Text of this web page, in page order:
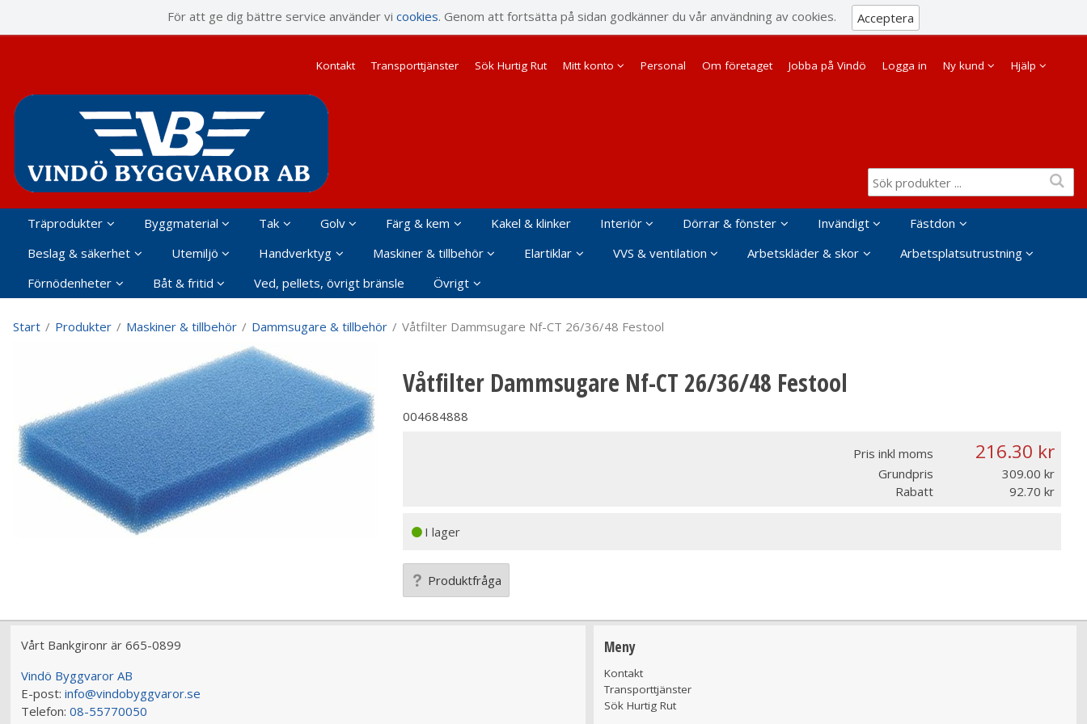
För att ge dig bättre service använder vi cookies. Genom att fortsätta på sidan godkänner du vår användning av cookies. Acceptera
Kontakt Transporttjänster Sök Hurtig Rut Mitt konto Personal Om företaget Jobba på Vindö Logga in Ny kund
Företag
Privat
Hjälp
Träprodukter Byggmaterial Tak Golv Färg & kem Kakel & klinker Interiör Dörrar & fönster Invändigt
Fästdon
Beslag & säkerhet
Utemiljö Handverktyg Maskiner & tillbehör Elartiklar VVS & ventilation Arbetskläder & skor
Arbetsplatsutrustning
Förnödenheter
Båt & fritid Ved, pellets, övrigt bränsle Övrigt
Start / Produkter / Maskiner & tillbehör / Dammsugare & tillbehör / Våtfilter Dammsugare Nf-CT 26/36/48 Festool
Våtfilter Dammsugare Nf-CT 26/36/48 Festool
004684888
Pris inkl moms 216.30
Grundpris
309.00
Rabatt
92.70
I lager
Produktfråga
Vårt Bankgironr är 665-0899
Vindö Byggvaror AB
E-post: info@vindobyggvaror.se
Telefon: 08-55770050
Meny
Kontakt
Transporttjänster
Sök Hurtig Rut